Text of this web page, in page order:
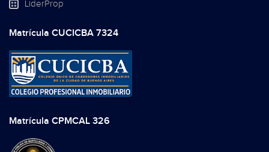
LiderProp
Matrícula CUCICBA 7324
Matrícula CPMCAL 326